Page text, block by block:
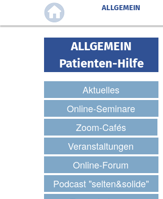
ALLGEMEIN
ALLGEMEIN
Patienten-Hilfe
Aktuelles
Online-Seminare
Zoom-Cafés
Veranstaltungen
Online-Forum
Podcast "selten&solide"